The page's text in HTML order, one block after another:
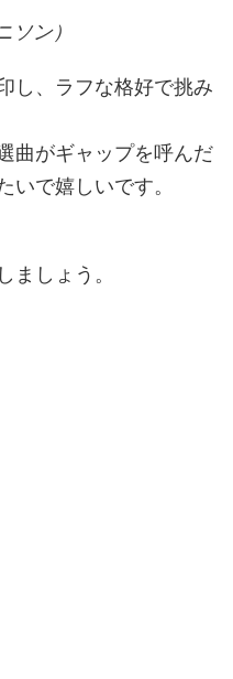
ン）
し、ラフな格好で挑み
曲がギャップを呼んだ
いで嬉しいです。
ましょう。